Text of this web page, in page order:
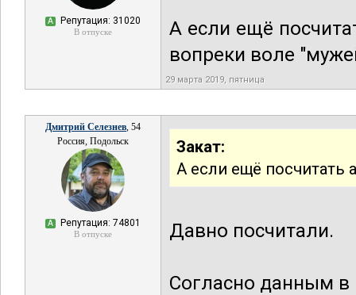
А Репутация: 31020
В отпуске
А если ещё
вопреки воле
29 марта 2019, пятница
Дмитрий Селезнев, 54
Россия, Подольск
А Репутация: 74801
В отпуске
Закат:
А если ещё посчитать
Давно посчитали.
Согласно данным в